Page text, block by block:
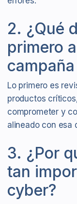
2. ¿Qué
primero
Lo primero es
productos
comprometer y
alineado con esa
3. ¿Por
tan
cyber?